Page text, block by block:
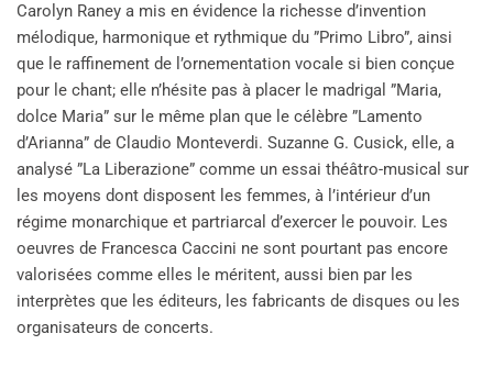
Carolyn Raney a mis en évidence la richesse d’invention
mélodique, harmonique et rythmique du ”Primo Libro”, ainsi
que le raffinement de l’ornementation vocale si bien conçue
pour le chant; elle n’hésite pas à placer le madrigal ”Maria,
dolce Maria” sur le même plan que le célèbre ”Lamento
d’Arianna” de Claudio Monteverdi. Suzanne G. Cusick, elle, a
analysé ”La Liberazione” comme un essai théâtro-musical sur
les moyens dont disposent les femmes, à l’intérieur d’un
régime monarchique et partriarcal d’exercer le pouvoir. Les
oeuvres de Francesca Caccini ne sont pourtant pas encore
valorisées comme elles le méritent, aussi bien par les
interprètes que les éditeurs, les fabricants de disques ou les
organisateurs de concerts.